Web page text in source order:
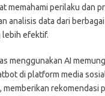
memahami perilaku dan
analisis data dari
lebih efektif.
menggunakan AI
di platform media
memberikan rekomendasi